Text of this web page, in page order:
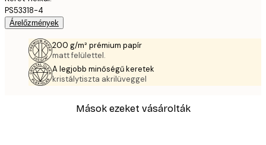
PS53318-4
Árelőzmények
200 g/m² prémium papír
matt felülettel.
A legjobb minőségű keretek
kristálytiszta akrilüveggel
Mások ezeket vásárolták